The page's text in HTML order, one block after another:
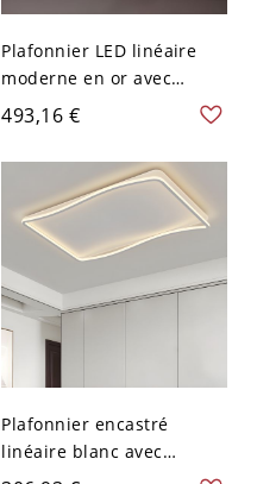
Plafonnier LED linéaire
moderne en or avec
accents de cristal clair -
110 V-120 V 62,23 cm
493,16 €
Plafonnier encastré
linéaire blanc avec
ampoules LED - Style